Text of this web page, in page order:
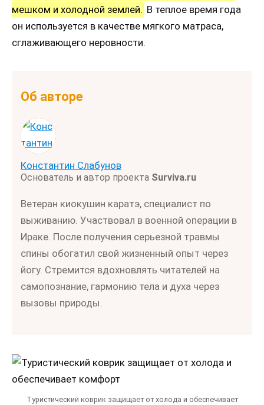
мешком и холодной землей. В теплое время года
он используется в качестве мягкого матраса,
сглаживающего неровности.
Об авторе
Константин Слабунов
Основатель и автор проекта Surviva.ru
Ветеран киокушин каратэ, специалист по
выживанию. Участвовал в военной операции в
Ираке. После получения серьезной травмы
спины обогатил свой жизненный опыт через
йогу. Стремится вдохновлять читателей на
самопознание, гармонию тела и духа через
вызовы природы.
Туристический коврик защищает от холода и обеспечивает